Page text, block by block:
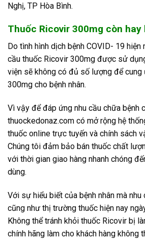
Nghị, TP Hòa Bình.
Thuốc Ricovir 300mg còn hay
Do tình hình dịch bệnh COVID- 19 hiện
cầu thuốc Ricovir 300mg được sử
viện sẽ không có đủ số lượng để cung
300mg cho bệnh nhân.
Vì vậy để đáp ứng nhu cầu chữa bệnh
thuockedonaz.com có mở rộng hệ
thuốc online trực tuyến và chính sách
Chúng tôi đảm bảo bán thuốc chất
với thời gian giao hàng nhanh chóng
dùng.
Với sự hiểu biết của bệnh nhân mà
cũng như thị trường thuốc hiện nay
Không thể tránh khỏi thuốc Ricovir bị
chính hãng làm cho khách hàng không